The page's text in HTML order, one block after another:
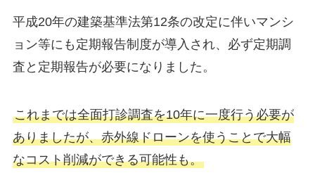
平成20年の建築基準法第12条の改定に伴いマンシ
ョン等にも定期報告制度が導入され、必ず定期調
査と定期報告が必要になりました。
これまでは全面打診調査を10年に一度行う必要が
ありましたが、赤外線ドローンを使うことで大幅
なコスト削減ができる可能性も。